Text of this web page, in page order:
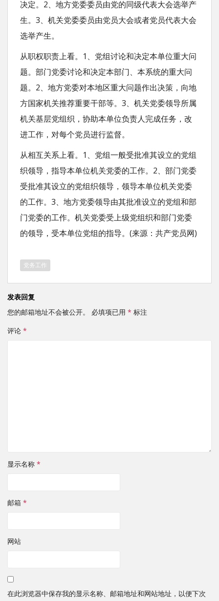
决定。2、地方党委委员由党的同级代表大会选举产
生。3、机关党委委员由党员大会或者党员代表大会
选举产生。
从职权职责上看。1、党组讨论和决定本单位重大问
题。部门党委讨论和决定本部门、本系统的重大问
题。2、地方党委对本地区重大问题作出决策，向地
方国家机关推荐重要干部等。3、机关党委领导所属
机关基层党组织，协助本单位负责人完成任务，改
进工作，对每个党员进行监督。
从相互关系上看。1、党组一般受批准其设立的党组
织领导，指导本单位机关党委的工作。2、部门党委
受批准其设立的党组织领导，领导本单位机关党委
的工作。3、地方党委领导由其批准设立的党组和部
门党委的工作。机关党委受上级党组织和部门党委
的领导，受本单位党组的指导。(来源：共产党员网)
党务工作
发表回复
您的邮箱地址不会被公开。
必填项已用 * 标注
评论 *
显示名称 *
邮箱 *
网站
在此浏览器中保存我的显示名称、邮箱地址和网站地址，以便下次